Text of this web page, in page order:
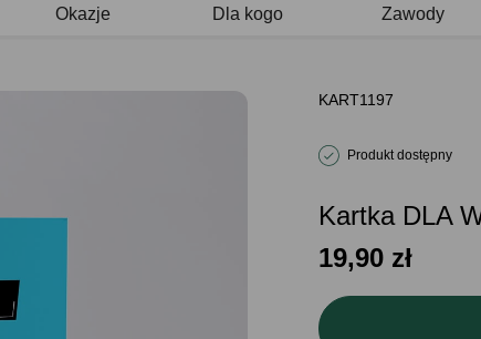
Okazje Dla kogo Zawody
KART1197
Produkt dostępny
Kartka DLA
19,90 zł